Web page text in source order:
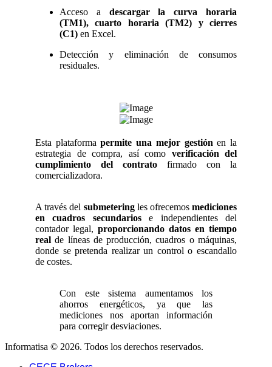
Acceso a descargar la curva horaria
(TM1), cuarto horaria (TM2)
y cierres
(C1) en Excel.
Detección y eliminación de consumos
residuales.
Esta plataformapermite una mejor gestión en la
estrategia de compra, así como verificación del
cumplimiento del contrato firmado con la
comercializadora.
A través del submetering les ofrecemosmediciones
en cuadros secundariose independientes del
contador legal, proporcionando datos en tiempo
real de líneas de producción, cuadros o máquinas,
donde se pretenda realizar un control o escandallo
de costes.
Con este sistema aumentamos los
ahorros energéticos, ya que las
mediciones nos aportan información
para corregir desviaciones.
Informatisa © 2026. Todos los derechos reservados.